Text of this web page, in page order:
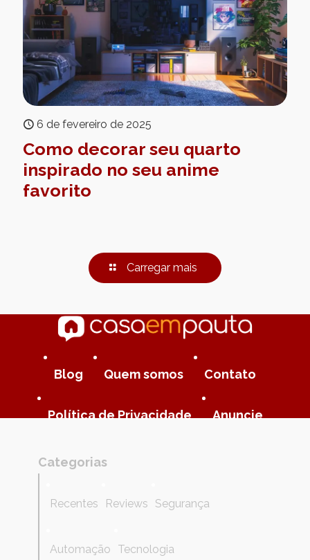
6 de fevereiro de 2025
Como decorar seu quarto
inspirado no seu anime
favorito
Carregar mais
Blog Quem somos Contato
Política de Privacidade Anuncie
Categorias
Recentes Reviews Segurança
Automação Tecnologia